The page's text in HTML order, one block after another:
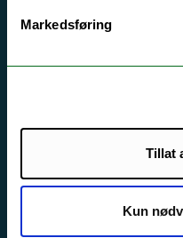
Markedsføring
Tillat
Kun
Driftsmeldinger
Sikkerhet,